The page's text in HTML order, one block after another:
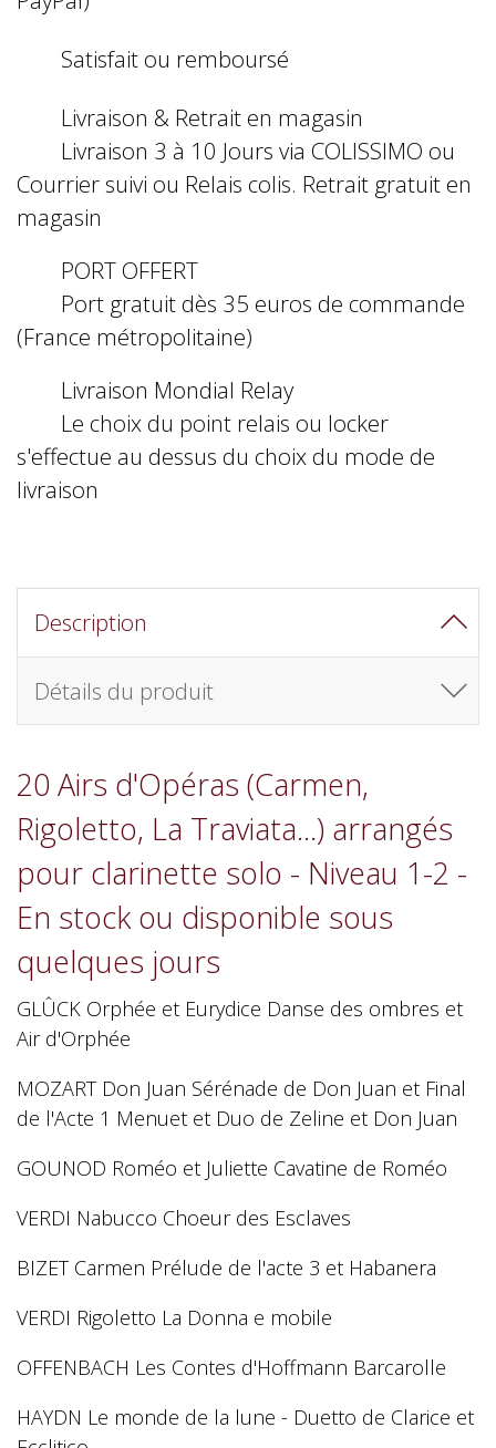
Satisfait ou remboursé
Livraison & Retrait en magasin
Livraison 3 à 10 Jours via COLISSIMO ou
Courrier suivi ou Relais colis. Retrait gratuit en
magasin
PORT OFFERT
Port gratuit dès 35 euros de commande
(France métropolitaine)
Livraison Mondial Relay
Le choix du point relais ou locker
s'effectue au dessus du choix du mode de
livraison
Description
Détails du produit
20 Airs d'Opéras (Carmen,
Rigoletto, La Traviata...) arrangés
pour clarinette solo - Niveau 1-2 -
En stock ou disponible sous
quelques jours
GLÛCK Orphée et Eurydice Danse des ombres et
Air d'Orphée
MOZART Don Juan Sérénade de Don Juan et Final
de l'Acte 1 Menuet et Duo de Zeline et Don Juan
GOUNOD Roméo et Juliette Cavatine de Roméo
VERDI Nabucco Choeur des Esclaves
BIZET Carmen Prélude de l'acte 3 et Habanera
VERDI Rigoletto La Donna e mobile
OFFENBACH Les Contes d'Hoffmann Barcarolle
HAYDN Le monde de la lune - Duetto de Clarice et